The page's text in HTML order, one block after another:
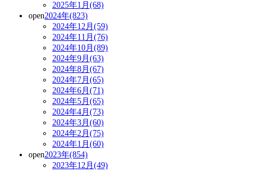
2025年1月(68)
open2024年(823)
2024年12月(59)
2024年11月(76)
2024年10月(89)
2024年9月(63)
2024年8月(67)
2024年7月(65)
2024年6月(71)
2024年5月(65)
2024年4月(73)
2024年3月(60)
2024年2月(75)
2024年1月(60)
open2023年(854)
2023年12月(49)